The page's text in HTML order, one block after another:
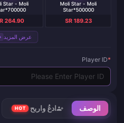
الوصف ادعُ واربح HOT
Moli Star - Moli
Star*500000
SR 189.23
Star - Moli
264.90
عرض المزيد
*
Player ID